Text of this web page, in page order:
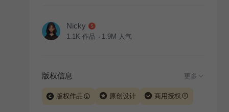
Nicky
1.1K 作品 1.9M 人气
版权信息 更多
版权作品 原创设计 商用授权